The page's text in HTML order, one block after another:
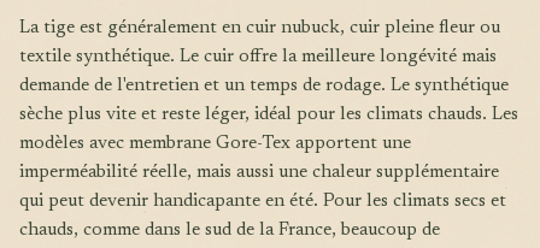
La tige est généralement en cuir nubuck, cuir pleine fleur ou
textile synthétique. Le cuir offre la meilleure longévité mais
demande de l'entretien et un temps de rodage. Le synthétique
sèche plus vite et reste léger, idéal pour les climats chauds. Les
modèles avec membrane Gore-Tex apportent une
imperméabilité réelle, mais aussi une chaleur supplémentaire
qui peut devenir handicapante en été. Pour les climats secs et
chauds, comme dans le sud de la France, beaucoup de